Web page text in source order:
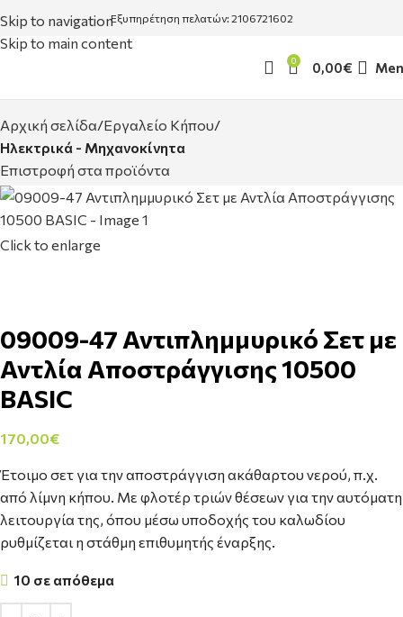
Skip to navigation
Skip to main content
Εξυπηρέτηση πελατών: 2106721602
0 0,00€
Αρχική σελίδα Εργαλείο Κήπου
Ηλεκτρικά - Μηχανοκίνητα
Επιστροφή στα προϊόντα
Click to enlarge
09009-47 Αντιπλημμυρικό Σετ με
Αντλία Αποστράγγισης 10500
BASIC
170,00€
Έτοιμο σετ για την αποστράγγιση ακάθαρτου νερού, π.χ.
από λίμνη κήπου. Με φλοτέρ τριών θέσεων για την αυτόματη
λειτουργία της, όπου μέσω υποδοχής του καλωδίου
ρυθμίζεται η στάθμη επιθυμητής έναρξης.
10 σε απόθεμα